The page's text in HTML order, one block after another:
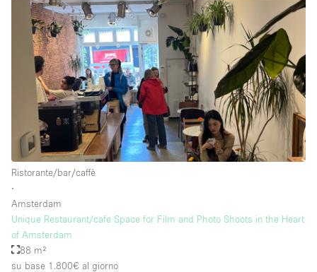
Ristorante/bar/caffè
∙
Amsterdam
Unique Restaurant/cafe Space for Film and Photo Shoots in the Heart
of Amsterdam
88 m²
su base 1.800€ al giorno